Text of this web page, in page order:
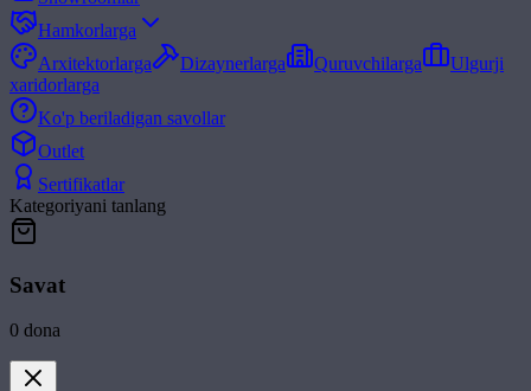
Hamkorlarga
Arxitektorlarga
Dizaynerlarga Quruvchilarga
Ulgurji
xaridorlarga
Ko'p beriladigan savollar
Outlet
Sertifikatlar
Kategoriyani tanlang
Savat
0 dona